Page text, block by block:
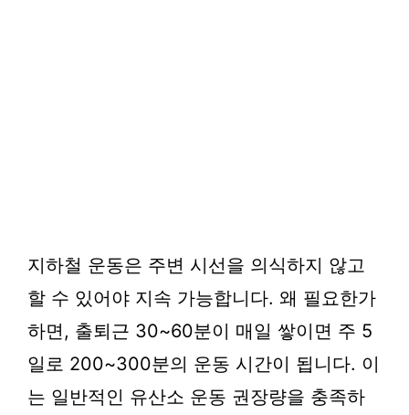
지하철 운동은 주변 시선을 의식하지 않고
할 수 있어야 지속 가능합니다. 왜 필요한가
하면, 출퇴근 30~60분이 매일 쌓이면 주 5
일로 200~300분의 운동 시간이 됩니다. 이
는 일반적인 유산소 운동 권장량을 충족하